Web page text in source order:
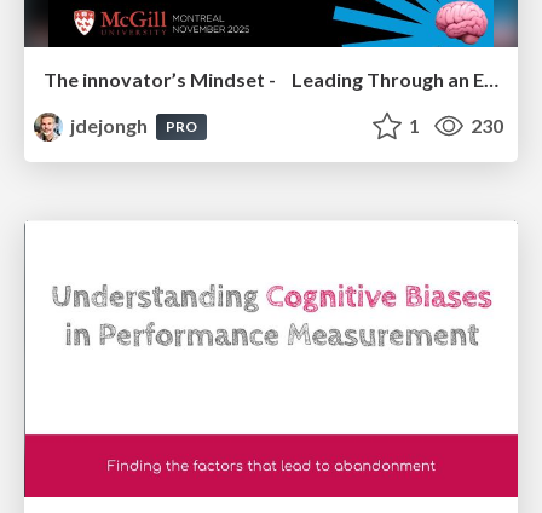
The innovator’s Mindset - Leading Through an Era of Exponential Change - McGill University 2025
jdejongh
PRO 1 230